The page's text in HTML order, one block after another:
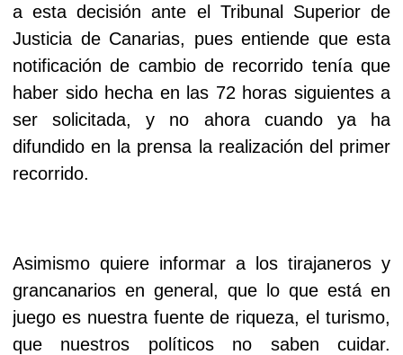
a esta decisión ante el Tribunal Superior de
Justicia de Canarias, pues entiende que esta
notificación de cambio de recorrido tenía que
haber sido hecha en las 72 horas siguientes a
ser solicitada, y no ahora cuando ya ha
difundido en la prensa la realización del primer
recorrido.
Asimismo quiere informar a los tirajaneros y
grancanarios en general, que lo que está en
juego es nuestra fuente de riqueza, el turismo,
que nuestros políticos no saben cuidar.